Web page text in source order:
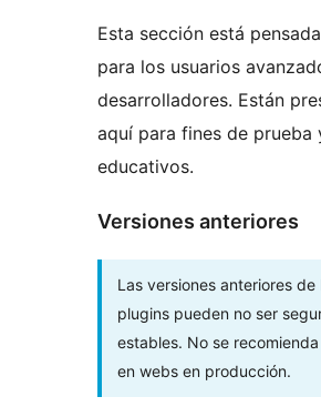
Esta sección está
para los usuarios
desarrolladores. Están
aquí para fines de prueba
educativos.
Versiones anteriores
Las versiones anteriores de
plugins pueden no ser
estables. No se
en webs en producción.